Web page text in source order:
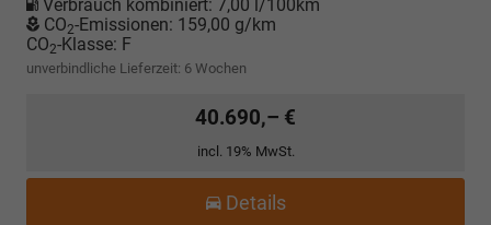
Verbrauch kombiniert: 7,00 l/100km
CO2-Emissionen: 159,00 g/km
CO2-Klasse: F
unverbindliche Lieferzeit: 6 Wochen
40.690,– €
incl. 19% MwSt.
Details